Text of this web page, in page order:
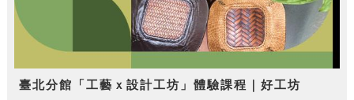
臺北分館「工藝ｘ設計工坊」體驗課程｜好工坊